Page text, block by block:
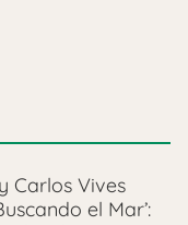
Carlos Vives
el Mar’: